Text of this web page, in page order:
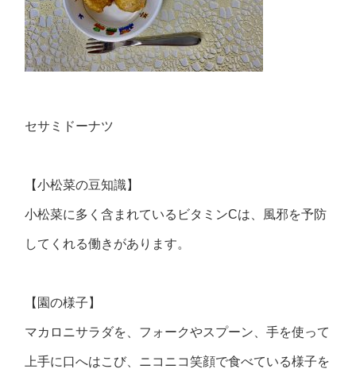
セサミドーナツ
【小松菜の豆知識】
小松菜に多く含まれているビタミンCは、風邪を予防
してくれる働きがあります。
【園の様子】
マカロニサラダを、フォークやスプーン、手を使って
上手に口へはこび、ニコニコ笑顔で食べている様子を